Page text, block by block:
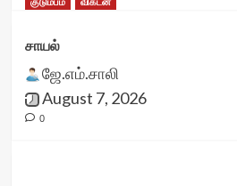
சாயல்
ஜே.எம்.சாலி
August 7, 2026
0